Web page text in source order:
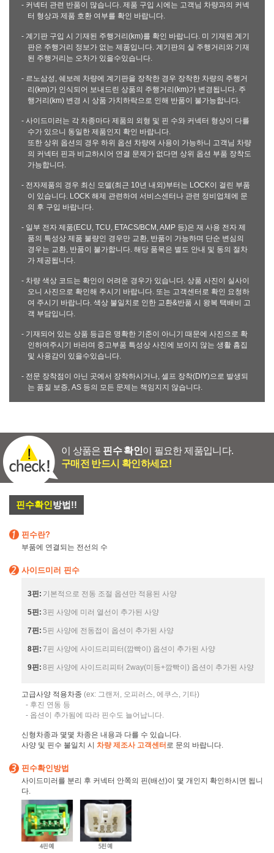
- 커넥터 관련 반품이 많습니다. 제품 구입 시에는 고객님 차량과의 커넥
터 형상과 제품 호환 여부를 확인 바랍니다.
- 계기판 구입 시 기재된 주행거리(km)를 확인 바랍니다. 미 기재된 계기
판은 주행거리 정보가 없는 제품입니다. 계기판의 실 주행거리와 기재
된 주행거리는 오차가 있을수있습니다.
- 르노삼성, 쉐보레 차량에 계기판을 장착한 경우 장착한 차량의 주행거
리(km)가 인식되어 보내드린 상품의 주행거리(km)가 변경됩니다. 주
행거리(km) 변경 시 상품 가치하락으로 인해 반품이 불가능합니다.
- 사이드미러는 각 차종마다 제품의 외형 및 핀 수와 커넥터 형상이 다를
수가 있으니 동일한 제품인지 확인 바랍니다.
또한 상위 옵션의 경우 하위 옵션 차량에 사용이 가능하니 고객님 차량
의 커넥터 핀과 비교하시어 연결 문제가 없다면 상위 옵션 부품 장착도
가능합니다.
- 전자제품의 경우 최신 모델(최근 10년 내외)부터는 LOCK이 걸린 부품
이 있습니다. LOCK 해제 관련하여 서비스센터나 관련 정비업체에 문
의 후 구입 바랍니다.
- 일부 전자 제품(ECU, TCU, ETACS/BCM, AMP 등)은 재 사용 전자 제
품의 특성상 제품 불량인 경우만 교환, 반품이 가능하며 단순 변심의
경우는 교환, 반품이 불가합니다. 해당 품목은 별도 안내 및 동의 절차
가 제공됩니다.
- 차량 색상 코드는 확인이 어려운 경우가 있습니다. 상품 사진이 실사이
오니 사진으로 확인해 주시기 바랍니다. 또는 고객센터로 확인 요청하
여 주시기 바랍니다. 색상 불일치로 인한 교환&반품 시 왕복 택배비 고
객 부담입니다.
- 기재되어 있는 상품 등급은 명확한 기준이 아니기 때문에 사진으로 확
인하여주시기 바라며 중고부품 특성상 사진에 보이지 않는 생활 흠집
및 사용감이 있을수있습니다.
- 전문 장착점이 아닌 곳에서 장착하시거나, 셀프 장착(DIY)으로 발생되
는 품질 보증, AS 등의 모든 문제는 책임지지 않습니다.
이 상품은 핀수 확인이 필요한 제품입니다.
구매전 반드시 확인하세요!
핀수확인방법!!
핀수란?
부품에 연결되는 전선의 수
사이드미러 핀수
3핀: 기본적으로 전동 조절 옵션만 적용된 사양
5핀: 3핀 사양에 미러 열선이 추가된 사양
7핀: 5핀 사양에 전동접이 옵션이 추가된 사양
8핀: 7핀 사양에 사이드리피터(깜빡이) 옵션이 추가된 사양
9핀: 8핀 사양에 사이드리피터 2way(미등+깜빡이) 옵션이 추가된 사양
고급사양 적용차종 (ex: 그랜저, 오피러스, 에쿠스, 기타)
- 후진 연동 등
- 옵션이 추가됨에 따라 핀수도 늘어납니다.
신형차종과 몇몇 차종은 내용과 다를 수 있습니다.
사양 및 핀수 불일치 시 차량 제조사 고객센터 로 문의 바랍니다.
핀수확인방법
사이드미러를 분리 후 커넥터 안쪽의 핀(배선)이 몇 개인지 확인하시면 됩니
다.